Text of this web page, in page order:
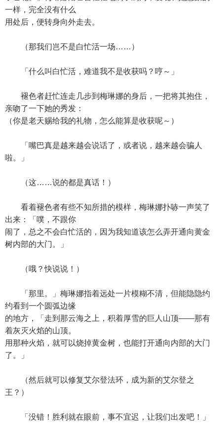
一样，完全没有什么
用处后，便转身向外走去。
（那我们岂不是白忙活一场……）
「什么叫白忙活，难道我不是收获吗？哼～」
褪色者赶忙连走几步到梅琳娜的身后，一把将其抱住，
亲吻了一下她的秀发：
（你是老天赐给我的礼物，怎么能算是收获呢～）
「嘴巴真是越来越会说话了，或者说，越来越会骗人
啦。」
（这……说的都是真话！）
看着褪色者有些不知所措的模样，梅琳娜扑哧一声笑了
出来：「噗，不跟你
闹了，总之不会白忙活的，因为我知道该怎么弄开通向黄金
树内部的大门。」
（哦？快说说！）
「那里。」梅琳娜指着远处一片模糊不清，但能隐隐约
约看到一个圆弧边缘
的地方，「走到那云海之上，积着厚雪的巨人山顶——那有
着灰灭火焰的山顶。
用那种火焰，就可以烧掉黄金树，也能打开通向内部的大门
了。」
（然后就可以修复艾尔登法环，成为新的艾尔登之
王？）
「没错！胜利就在眼前，事不宜迟，让我们出发吧！」